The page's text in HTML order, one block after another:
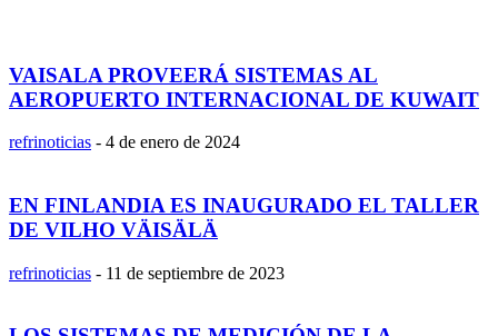
VAISALA PROVEERÁ SISTEMAS AL
AEROPUERTO INTERNACIONAL DE KUWAIT
refrinoticias - 4 de enero de 2024
EN FINLANDIA ES INAUGURADO EL TALLER
DE VILHO VÄISÄLÄ
refrinoticias - 11 de septiembre de 2023